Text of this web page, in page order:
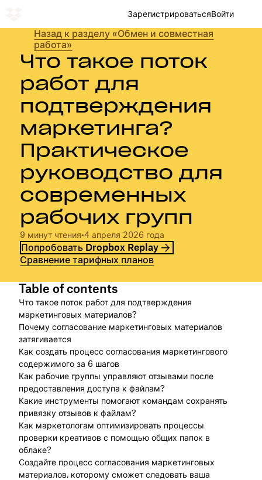
ЗарегистрироватьсяВойти
Назад к разделу «Обмен и совместная
работа»
Что такое поток
работ для
подтверждения
маркетинга?
Практическое
руководство для
современных
рабочих групп
9 минут чтения•4 апреля 2026 года
Попробовать Dropbox Replay
Сравнение тарифных планов
Table of contents
Что такое поток работ для подтверждения
маркетинговых материалов?
Почему согласование маркетинговых материалов
затягивается
Как создать процесс согласования маркетингового
содержимого за 6 шагов
Как рабочие группы управляют отзывами после
предоставления доступа к файлам?
Какие инструменты помогают командам сохранять
привязку отзывов к файлам?
Как маркетологам оптимизировать процессы
проверки креативов с помощью общих папок в
облаке?
Создайте процесс согласования маркетинговых
материалов, которому сможет следовать ваша